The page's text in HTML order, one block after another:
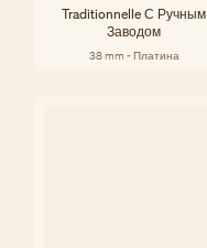
Traditionnelle С Ручным
Заводом
38 mm - Платина